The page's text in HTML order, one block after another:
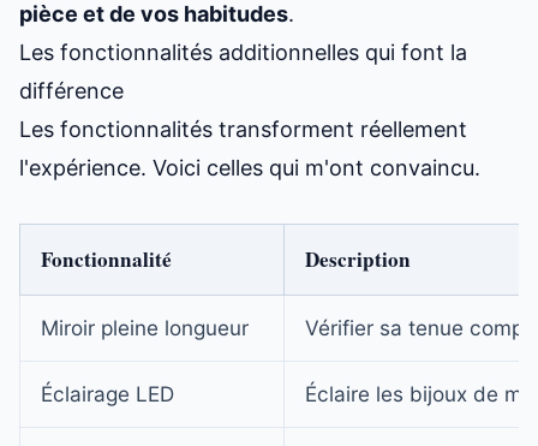
pièce et de vos habitudes.
Les fonctionnalités additionnelles qui font la
différence
Les fonctionnalités transforment réellement
l'expérience. Voici celles qui m'ont convaincu.
Fonctionnalité Description
Miroir pleine longueur Vérifier sa tenue
Éclairage LED Éclaire les bijoux de